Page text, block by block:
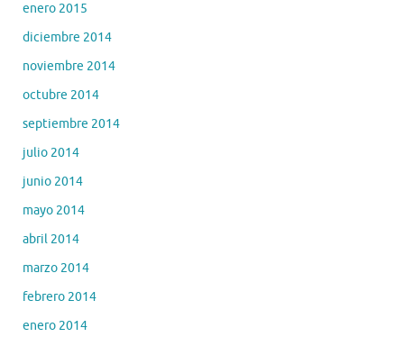
enero 2015
diciembre 2014
noviembre 2014
octubre 2014
septiembre 2014
julio 2014
junio 2014
mayo 2014
abril 2014
marzo 2014
febrero 2014
enero 2014